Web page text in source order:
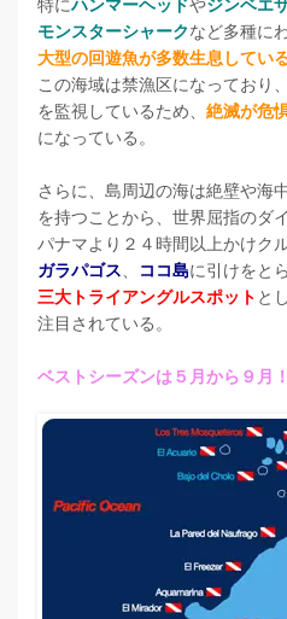
特にハンマーヘッドやジンベエ
モンスターシャークなど多種に
大型の回遊魚が多数生息してい
この海域は禁漁区になっており
を監視しているため、 絶滅が危
になっている。
さらに、島周辺の海は絶壁や海
を持つことから、世界屈指のダ
パナマより２４時間以上かけク
ガラパゴス
ココ島に引けをと
三大トライアングルスポット と
注目されている。
ベストシーズンは５月から９月